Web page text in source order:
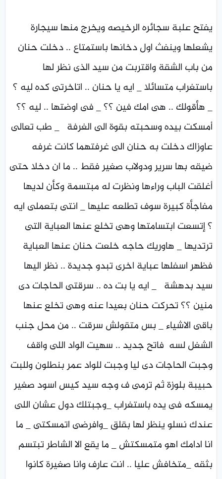
يفتح علبة سجائره الرخيصه ويخرج منها سيجارة
يشعلها وينفث اول دخانها باستمتاع .. دخلت حنان
من باب الشقة واقتربت من سيد الذى نظر لها
باستغراب متسائلا _ ايه يا حنان .. اتاخرتى كده ليه ؟
_ هأقولك .. هى امك فين ؟؟ _ فى اوضتها .. ليه ؟؟
أمسكت بيده وسحبته بقوة الى الغرفة _ طب تعالى
عاوزاك دخلت به حنان الى غرفتهما كانت غرفه
ضيقه بها سرير ودولاب صغير فقط .. ما ان دخلا حتى
أغلقت الباب وراءها ونظرت له مبتسمة وكأن لديها
مفاجأة كبيرة سوف تطلعه عليها _ انتى بتعملى ايه
؟ إتسعت ابتسامتها وهى تخلع عنها العباية التى
ترتديها _ هاوريك حاجه خلعت حنان عنها العباية
فظهر اسفلها عباية اخرى تبدو جديدة .. نظر اليها
سيد بدهشة _ ايه يا بت ده .. سرقتى الحاجات دى
منين ؟؟ تحركت حنان بعيدا عنه وهى تخلع عنها
باقى الاشياء _ بس متقولش سرقت .. من محل جنب
الشغل لسه فاتح جديد .. سهيت الواد اللى واقف
وجبت الحاجات دى ليا وجبت للواد عمر بنطلون وللبت
حبيبة بلوزة ثم ترمى ف وجه سيد كيس اسود صغير
يمسكه فى يده باستغراب _وجبتلك دول عشان اللى
عندك نسلو ينظر لها بقلق _وافرضى اتمسكتى _ ما
انا ادامك اهو متمسكتش _ ما يقع الا الشاطر تبتسم
بثقه _متخافش عليا .. انت عارف وانا صغيرة كانوا